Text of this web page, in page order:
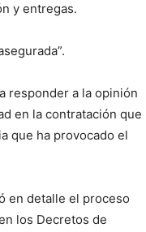
y entregas.
responder a la opinión
en la contratación que
que ha provocado el
en detalle el proceso
los Decretos de